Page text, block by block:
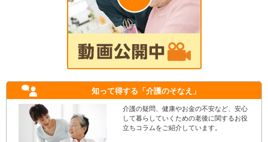
知って得する 「介護のそなえ」
介護の疑問、健康やお金の不安など、安心
して暮らしていくための老後に関するお役
立ちコラムをご紹介しています。